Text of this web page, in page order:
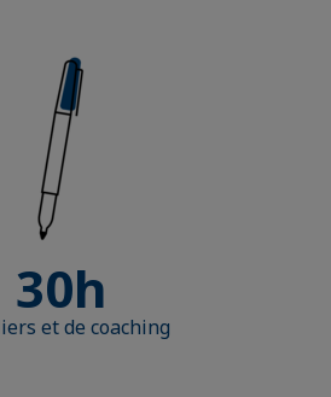
30h
et de coaching